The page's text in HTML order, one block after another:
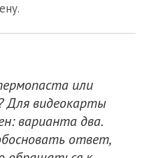
или
Для видеокарты
варианта два.
ответ,